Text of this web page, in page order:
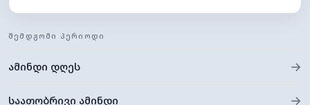
ღრუბლიანობა
ნამის წერტილი
ხილვადობა
ᲨᲔᲛᲓᲒᲝᲛᲘ ᲞᲔᲠᲘᲝᲓᲘ
ამინდი დღეს →
საათობრივი ამინდი →